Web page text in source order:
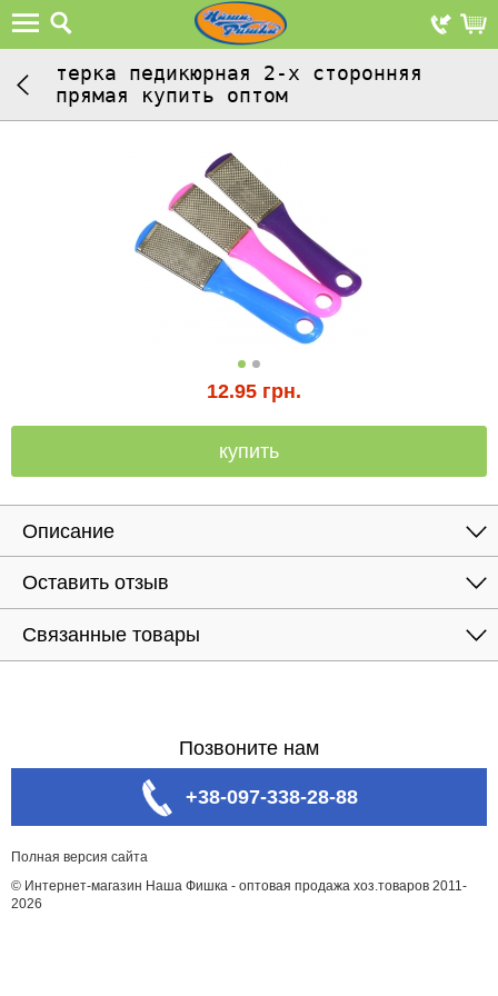
терка педикюрная 2-х сторонняя
прямая купить оптом
12.95 грн.
купить
Описание
Оставить отзыв
Связанные товары
Позвоните нам
+38-097-338-28-88
Полная версия сайта
© Интернет-магазин Наша Фишка - оптовая продажа хоз.товаров 2011-
2026